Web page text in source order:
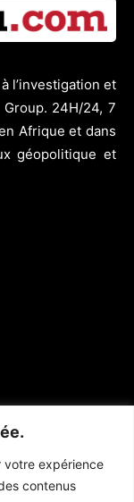
votre expérience
contenus
l’investigation et
24H/24, 7
Afrique et dans
géopolitique et